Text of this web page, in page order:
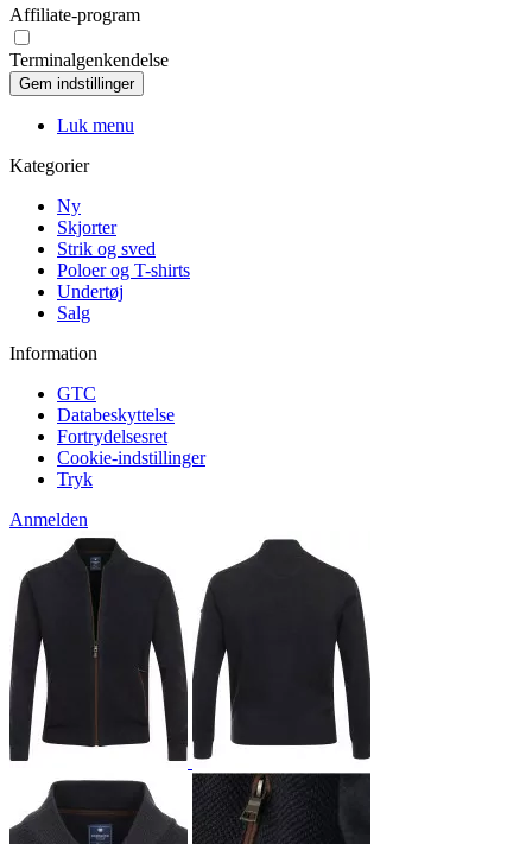
Affiliate-program
Terminalgenkendelse
Luk menu
Kategorier
Ny
Skjorter
Strik og sved
Poloer og T-shirts
Undertøj
Salg
Information
GTC
Databeskyttelse
Fortrydelsesret
Cookie-indstillinger
Tryk
Anmelden